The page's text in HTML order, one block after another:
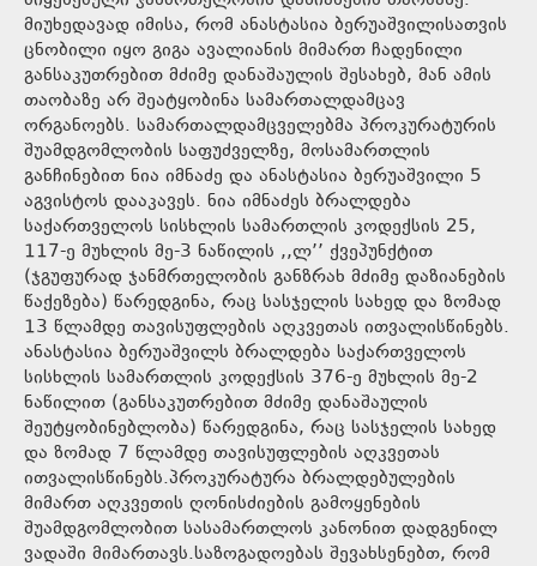
მიუხედავად იმისა, რომ ანასტასია ბერუაშვილისათვის
ცნობილი იყო გიგა ავალიანის მიმართ ჩადენილი
განსაკუთრებით მძიმე დანაშაულის შესახებ, მან ამის
თაობაზე არ შეატყობინა სამართალდამცავ
ორგანოებს. სამართალდამცველებმა პროკურატურის
შუამდგომლობის საფუძველზე, მოსამართლის
განჩინებით ნია იმნაძე და ანასტასია ბერუაშვილი 5
აგვისტოს დააკავეს. ნია იმნაძეს ბრალდება
საქართველოს სისხლის სამართლის კოდექსის 25,
117-ე მუხლის მე-3 ნაწილის ,,ლ’’ ქვეპუნქტით
(ჯგუფურად ჯანმრთელობის განზრახ მძიმე დაზიანების
წაქეზება) წარედგინა, რაც სასჯელის სახედ და ზომად
13 წლამდე თავისუფლების აღკვეთას ითვალისწინებს.
ანასტასია ბერუაშვილს ბრალდება საქართველოს
სისხლის სამართლის კოდექსის 376-ე მუხლის მე-2
ნაწილით (განსაკუთრებით მძიმე დანაშაულის
შეუტყობინებლობა) წარედგინა, რაც სასჯელის სახედ
და ზომად 7 წლამდე თავისუფლების აღკვეთას
ითვალისწინებს.პროკურატურა ბრალდებულების
მიმართ აღკვეთის ღონისძიების გამოყენების
შუამდგომლობით სასამართლოს კანონით დადგენილ
ვადაში მიმართავს.საზოგადოებას შევახსენებთ, რომ